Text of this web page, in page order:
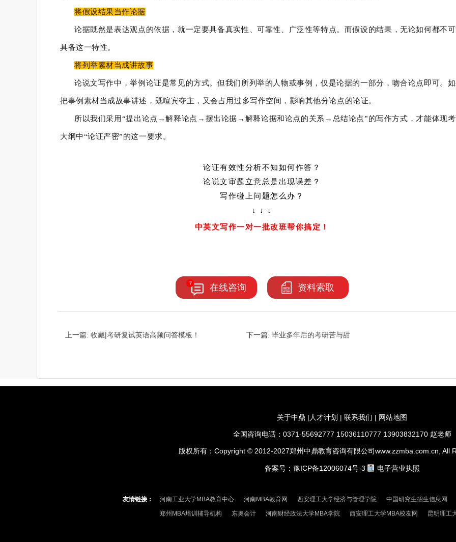
将假设结果当作论据
论据既然是表达观点的依据，就一定要具备真实性、可靠性、广泛性等特点。而假设的结果，无论如何都不
具备这一特性。
将列举素材当成讲故事
论说文写作中，举例论证是常见的方式。但我们所列举的人物或事例，仅是论据的一部分，吻合论点即可。
把事例素材当成故事讲述，既喧宾夺主，又会占用过多写作空间，影响其他分论点的论证。
所以我们采用“提出论点→解释论点→摆出论据→解释论据和论点的关系→总结论点”的写作方式，才能体现
大纲中“论证严密”的这一要求。
论证有效性分析不知如何作答？
论说文审题立意总是出现误差？
写作碰上问题怎么办？
↓ ↓ ↓
中英文写作一对一批改班帮你搞定！
在线咨询 资料索取
上一篇: 收藏|考研复试英语高频问答模板！ 下一篇: 毕业多年后的考研苦与甜
关于中鼎 | 人才计划 | 联系我们 | 网站地图
全国咨询电话：0371-55692777 15036110777 13903832170 赵老师
版权所有：Copyright © 2012-2027郑州中鼎教育咨询有限公司www.zzmba.com.cn, All
备案号： 豫ICP备12006074号-3 电子营业执照
友情链接： 河南工业大学MBA教育中心 河南MBA教育网 西安理工大学经济与管理学院
中国研究生招生信息网
郑州MBA培训辅导机构
东奥会计 河南财经政法大学MBA学院 西安理工大学MBA校友网 昆明理工